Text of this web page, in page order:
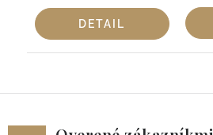
DETAIL